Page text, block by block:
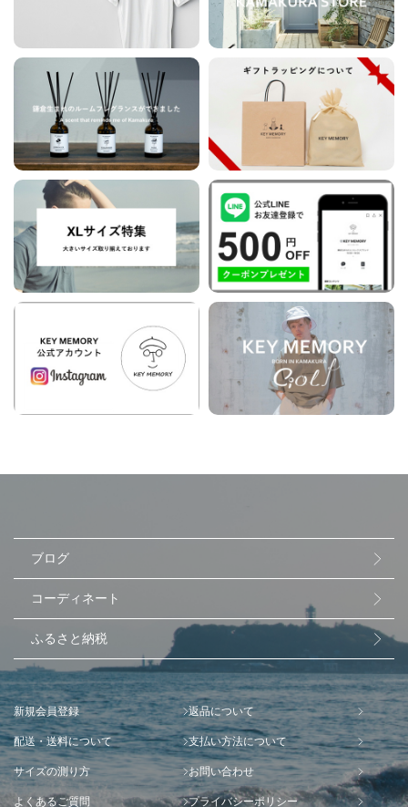
ブログ
コーディネート
ふるさと納税
新規会員登録 返品について
配送・送料について 支払い方法について
サイズの測り方 お問い合わせ
よくあるご質問 プライバシーポリシー